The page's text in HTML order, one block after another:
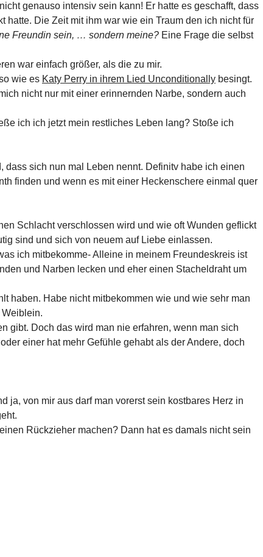
genauso intensiv sein kann! Er hatte es geschafft, dass
Die Zeit mit ihm war wie ein Traum den ich nicht für
Freundin sein, … sondern meine? Eine Frage die selbst
war einfach größer, als die zu mir.
wie es Katy Perry in ihrem Lied Unconditionally besingt.
nicht nur mit einer erinnernden Narbe, sondern auch
ich ich jetzt mein restliches Leben lang? Stoße ich
sich nun mal Leben nennt. Definitv habe ich einen
finden und wenn es mit einer Heckenschere einmal quer
Schlacht verschlossen wird und wie oft Wunden geflickt
sind und sich von neuem auf Liebe einlassen.
ich mitbekomme- Alleine in meinem Freundeskreis ist
und Narben lecken und eher einen Stacheldraht um
haben. Habe nicht mitbekommen wie und wie sehr man
gibt. Doch das wird man nie erfahren, wenn man sich
einer hat mehr Gefühle gehabt als der Andere, doch
ja, von mir aus darf man vorerst sein kostbares Herz in
Rückzieher machen? Dann hat es damals nicht sein